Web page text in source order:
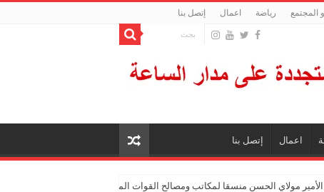
المجتمع رياضة اعمال إتصل بنا
اعمال إتصل بنا
مولاي الحسن منسقا لمكاتب ومصالح القوات المسلحة الملكية